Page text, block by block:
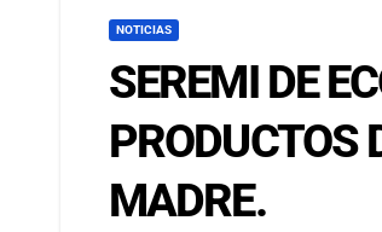
NOTICIAS
SEREMI DE
PRODUCTOS
MADRE.